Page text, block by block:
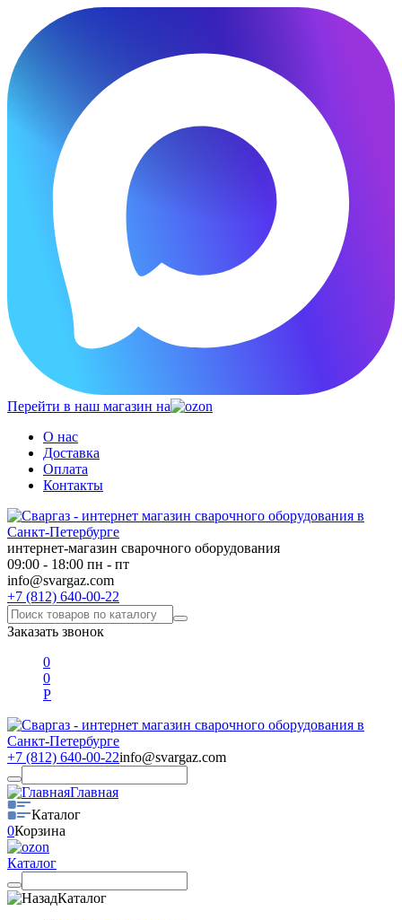
Перейти в наш магазин на
О нас
Доставка
Оплата
Контакты
интернет-магазин сварочного оборудования
09:00 - 18:00 пн - пт
info@svargaz.com
+7 (812) 640-00-22
Заказать звонок
0
0
Р
+7 (812) 640-00-22info@svargaz.com
Главная
Каталог
0Корзина
Каталог
Каталог